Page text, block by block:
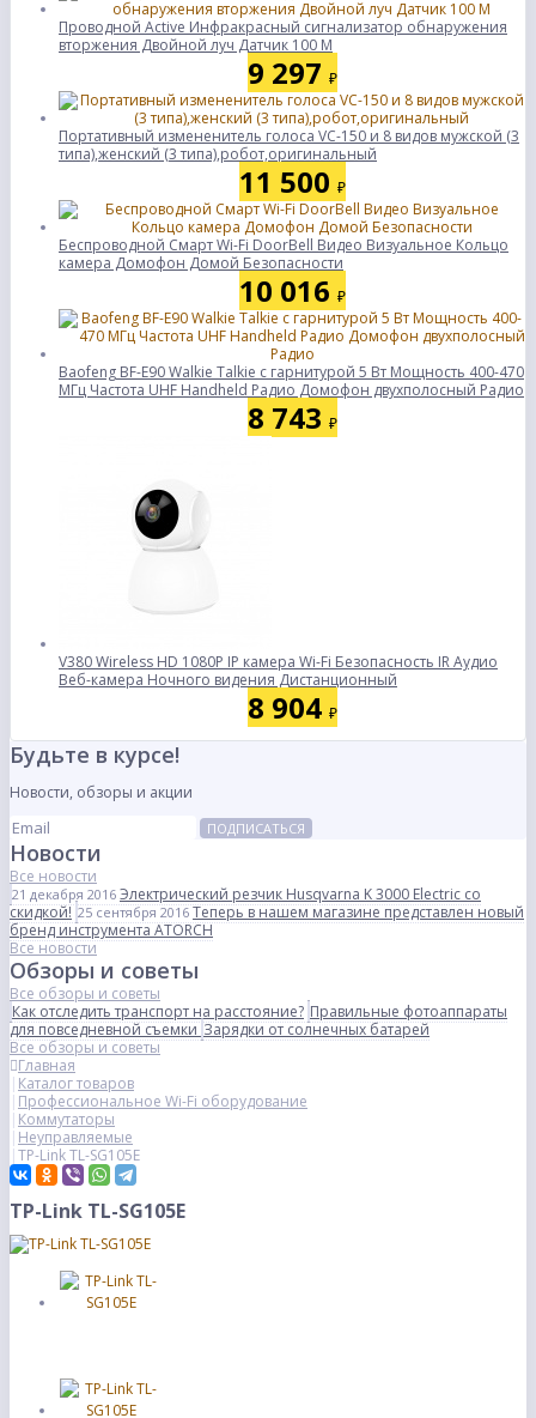
Проводной Active Инфракрасный сигнализатор обнаружения
вторжения Двойной луч Датчик 100 M
9 297 ₽
Портативный измененитель голоса VC-150 и 8 видов мужской (3
типа),женский (3 типа),робот,оригинальный
11 500 ₽
Беспроводной Смарт Wi-Fi DoorBell Видео Визуальное Кольцо
камера Домофон Домой Безопасности
10 016 ₽
Baofeng BF-E90 Walkie Talkie с гарнитурой 5 Вт Мощность 400-470
МГц Частота UHF Handheld Радио Домофон двухполосный Радио
8 743 ₽
V380 Wireless HD 1080P IP камера Wi-Fi Безопасность IR Аудио
Веб-камера Ночного видения Дистанционный
8 904 ₽
Будьте в курсе!
Новости, обзоры и акции
ПОДПИСАТЬСЯ
Новости
Все новости
21 декабря 2016 Электрический резчик Husqvarna K 3000 Electric со
скидкой! 25 сентября 2016 Теперь в нашем магазине представлен новый
бренд инструмента ATORCH
Все новости
Обзоры и советы
Все обзоры и советы
Как отследить транспорт на расстояние? Правильные фотоаппараты
для повседневной съемкиЗарядки от солнечных батарей
Все обзоры и советы
Главная
Каталог товаров
Профессиональное Wi-Fi оборудование
Коммутаторы
Неуправляемые
TP-Link TL-SG105E
TP-Link TL-SG105E